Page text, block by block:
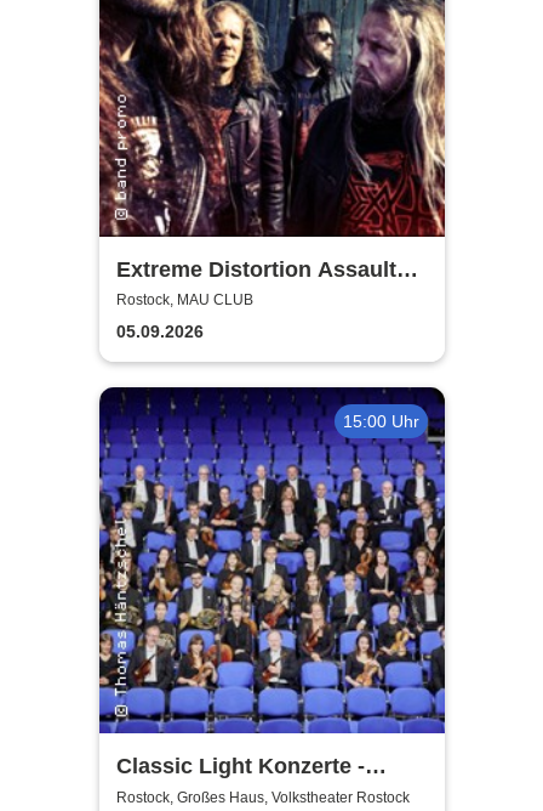
Extreme Distortion Assault
XV
Rostock, MAU CLUB
05.09.2026
15:00 Uhr
Classic Light Konzerte -
Volkstheater Rostock
Rostock, Großes Haus, Volkstheater Rostock